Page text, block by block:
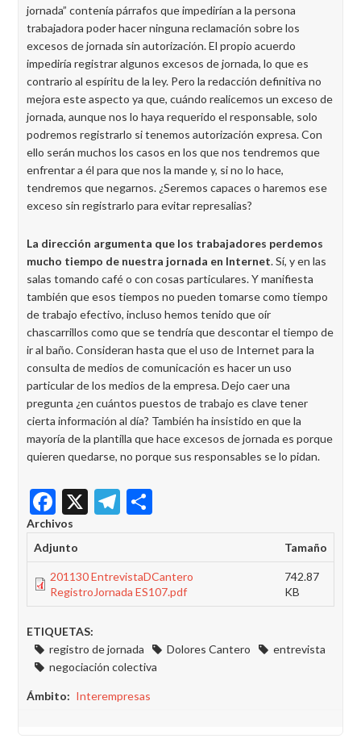
jornada” contenía párrafos que impedirían a la persona
trabajadora poder hacer ninguna reclamación sobre los
excesos de jornada sin autorización. El propio acuerdo
impediría registrar algunos excesos de jornada, lo que es
contrario al espíritu de la ley. Pero la redacción definitiva no
mejora este aspecto ya que, cuándo realicemos un exceso de
jornada, aunque nos lo haya requerido el responsable, solo
podremos registrarlo si tenemos autorización expresa. Con
ello serán muchos los casos en los que nos tendremos que
enfrentar a él para que nos la mande y, si no lo hace,
tendremos que negarnos. ¿Seremos capaces o haremos ese
exceso sin registrarlo para evitar represalias?
La dirección argumenta que los trabajadores perdemos
mucho tiempo de nuestra jornada en Internet. Sí, y en las
salas tomando café o con cosas particulares. Y manifiesta
también que esos tiempos no pueden tomarse como tiempo
de trabajo efectivo, incluso hemos tenido que oír
chascarrillos como que se tendría que descontar el tiempo de
ir al baño. Consideran hasta que el uso de Internet para la
consulta de medios de comunicación es hacer un uso
particular de los medios de la empresa. Dejo caer una
pregunta ¿en cuántos puestos de trabajo es clave tener
cierta información al día? También ha insistido en que la
mayoría de la plantilla que hace excesos de jornada es porque
quieren quedarse, no porque sus responsables se lo pidan.
Facebook
X Telegram
Archivos
Adjunto
Tamaño
201130 EntrevistaDCantero
RegistroJornada ES107.pdf
742.87
KB
ETIQUETAS:
registro de jornada
Dolores Cantero
entrevista
negociación colectiva
Ámbito Interempresas